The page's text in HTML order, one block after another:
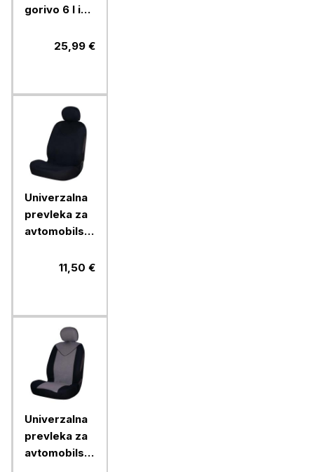
gorivo 6 l in
Ramda25,99 €
Univerzalna
prevleka za
avtomobilski
prednja,11,50 €
Univerzalna
prevleka za
avtomobilski